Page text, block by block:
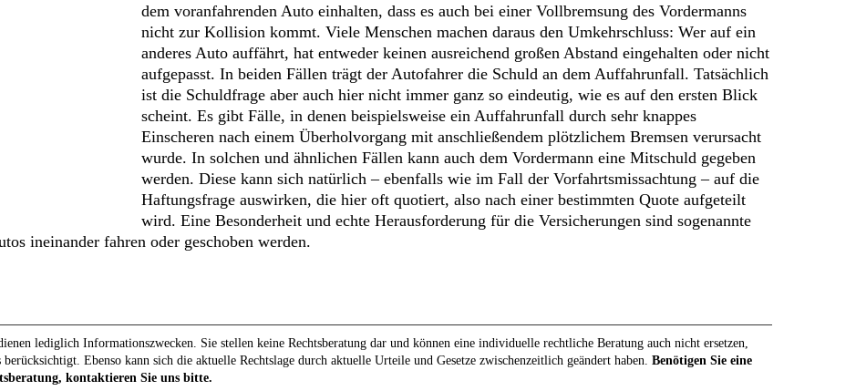
dem voranfahrenden Auto einhalten, dass es auch bei einer Vollbremsung des Vordermanns
nicht zur Kollision kommt. Viele Menschen machen daraus den Umkehrschluss: Wer auf ein
anderes Auto auffährt, hat entweder keinen ausreichend großen Abstand eingehalten oder nicht
aufgepasst. In beiden Fällen trägt der Autofahrer die Schuld an dem Auffahrunfall. Tatsächlich
ist die Schuldfrage aber auch hier nicht immer ganz so eindeutig, wie es auf den ersten Blick
scheint. Es gibt Fälle, in denen beispielsweise ein Auffahrunfall durch sehr knappes
Einscheren nach einem Überholvorgang mit anschließendem plötzlichem Bremsen verursacht
wurde. In solchen und ähnlichen Fällen kann auch dem Vordermann eine Mitschuld gegeben
werden. Diese kann sich natürlich – ebenfalls wie im Fall der Vorfahrtsmissachtung – auf die
Haftungsfrage auswirken, die hier oft quotiert, also nach einer bestimmten Quote aufgeteilt
wird. Eine Besonderheit und echte Herausforderung für die Versicherungen sind sogenannte
ineinander fahren oder geschoben werden.
lediglich Informationszwecken. Sie stellen keine Rechtsberatung dar und können eine individuelle rechtliche Beratung auch nicht ersetzen,
Ebenso kann sich die aktuelle Rechtslage durch aktuelle Urteile und Gesetze zwischenzeitlich geändert haben. Benötigen Sie eine
kontaktieren Sie uns bitte.